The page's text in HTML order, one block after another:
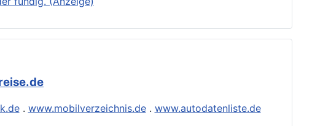
. www.mobilverzeichnis.de. www.autodatenliste.de